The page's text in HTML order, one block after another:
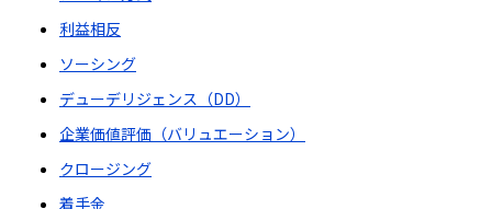
利益相反
ソーシング
デューデリジェンス（DD）
企業価値評価（バリュエーション）
クロージング
着手金